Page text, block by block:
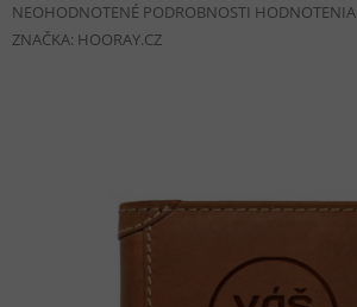
PRIEMERNÉ
HODNOTENIE
PRODUKTU
NEOHODNOTENÉ PODROBNOSTI HODNOTENIA
ZNAČKA: HOORAY.CZ